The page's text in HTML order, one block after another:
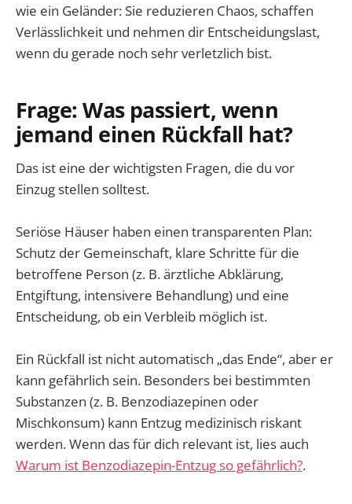
wie ein Geländer: Sie reduzieren Chaos, schaffen
Verlässlichkeit und nehmen dir Entscheidungslast,
wenn du gerade noch sehr verletzlich bist.
Frage: Was passiert, wenn
jemand einen Rückfall hat?
Das ist eine der wichtigsten Fragen, die du vor
Einzug stellen solltest.
Seriöse Häuser haben einen transparenten Plan:
Schutz der Gemeinschaft, klare Schritte für die
betroffene Person (z. B. ärztliche Abklärung,
Entgiftung, intensivere Behandlung) und eine
Entscheidung, ob ein Verbleib möglich ist.
Ein Rückfall ist nicht automatisch „das Ende“, aber er
kann gefährlich sein. Besonders bei bestimmten
Substanzen (z. B. Benzodiazepinen oder
Mischkonsum) kann Entzug medizinisch riskant
werden. Wenn das für dich relevant ist, lies auch
Warum ist Benzodiazepin-Entzug so gefährlich?.